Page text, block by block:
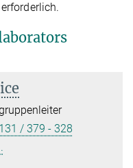
/ 379 - 328